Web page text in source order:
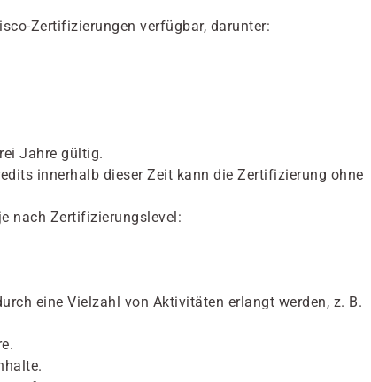
Zertifizierungen verfügbar, darunter:
Jahre gültig.
innerhalb dieser Zeit kann die Zertifizierung ohne
nach Zertifizierungslevel:
eine Vielzahl von Aktivitäten erlangt werden, z. B.